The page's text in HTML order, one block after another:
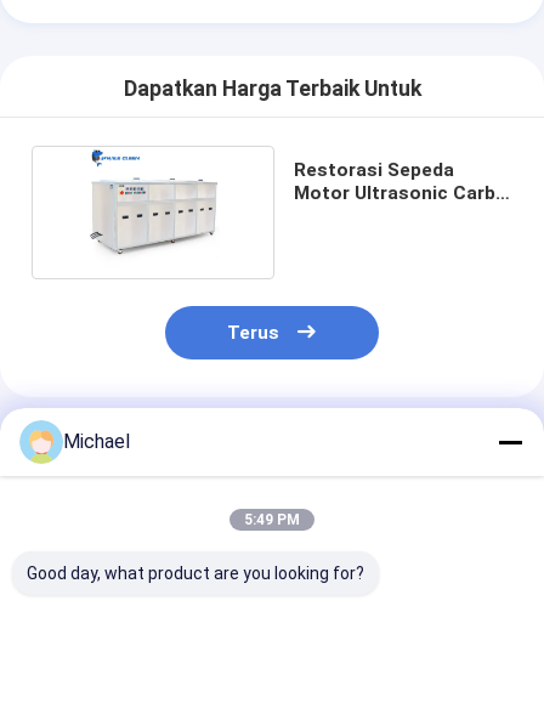
Dapatkan Harga Terbaik Untuk
Restorasi Sepeda
Motor Ultrasonic Carb
Terus
Rekomendasi Produk
Michael
5:49 PM
Good day, what product are you looking for?